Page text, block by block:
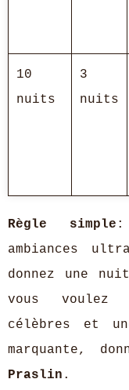
10
nuits
3
nuits
Règle simple :
ambiances
donnez une
vous
célèbres et
marquante,
Praslin .